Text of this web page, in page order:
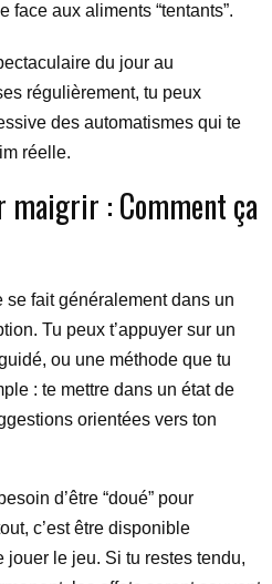
face aux aliments “tentants”.
du jour au
régulièrement, tu peux
des automatismes qui te
réelle.
maigrir : Comment ça
se fait généralement dans un
Tu peux t’appuyer sur un
ou une méthode que tu
: te mettre dans un état de
orientées vers ton
d’être “doué” pour
c’est être disponible
jouer le jeu. Si tu restes tendu,